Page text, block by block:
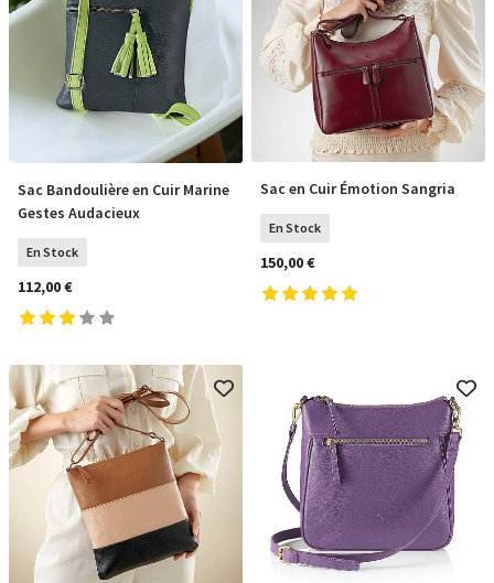
COMMANDER
Sac Bandoulière en Cuir Marine
Gestes Audacieux
En Stock
112,00 €
COMMANDER
Sac en Cuir Émotion Sangria
En Stock
150,00 €